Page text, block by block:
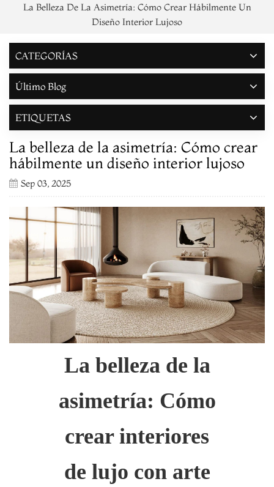
La Belleza De La Asimetría: Cómo Crear Hábilmente Un
Diseño Interior Lujoso
CATEGORÍAS
Último Blog
ETIQUETAS
La belleza de la asimetría: Cómo crear
hábilmente un diseño interior lujoso
Sep 03, 2025
La belleza de la
asimetría: Cómo
crear interiores
de lujo con arte